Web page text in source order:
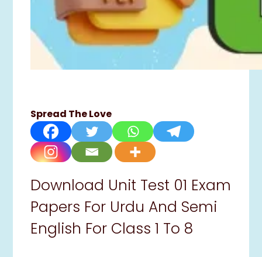
Spread The Love
Download Unit Test 01 Exam
Papers For Urdu And Semi
English For Class 1 To 8